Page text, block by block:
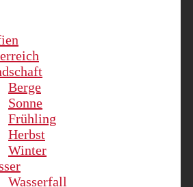
Berge
Sonne
Frühling
Herbst
Winter
Wasserfall